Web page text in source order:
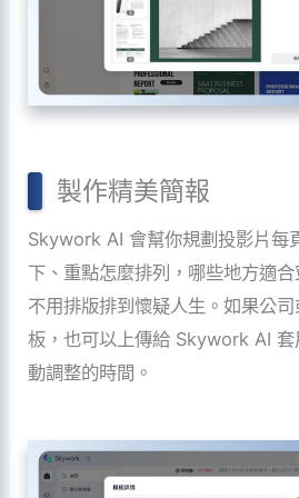
製作精美簡報
Skywork AI 會幫你規劃投影片每
下、重點怎麼排列，哪些地方適
不用排版排到懷疑人生。如果公
板，也可以上傳給 Skywork AI
動調整的時間。